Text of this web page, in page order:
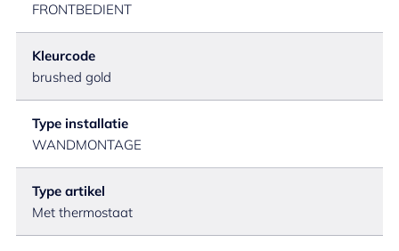
FRONTBEDIENT
Kleurcode
brushed gold
Type installatie
WANDMONTAGE
Type artikel
Met thermostaat